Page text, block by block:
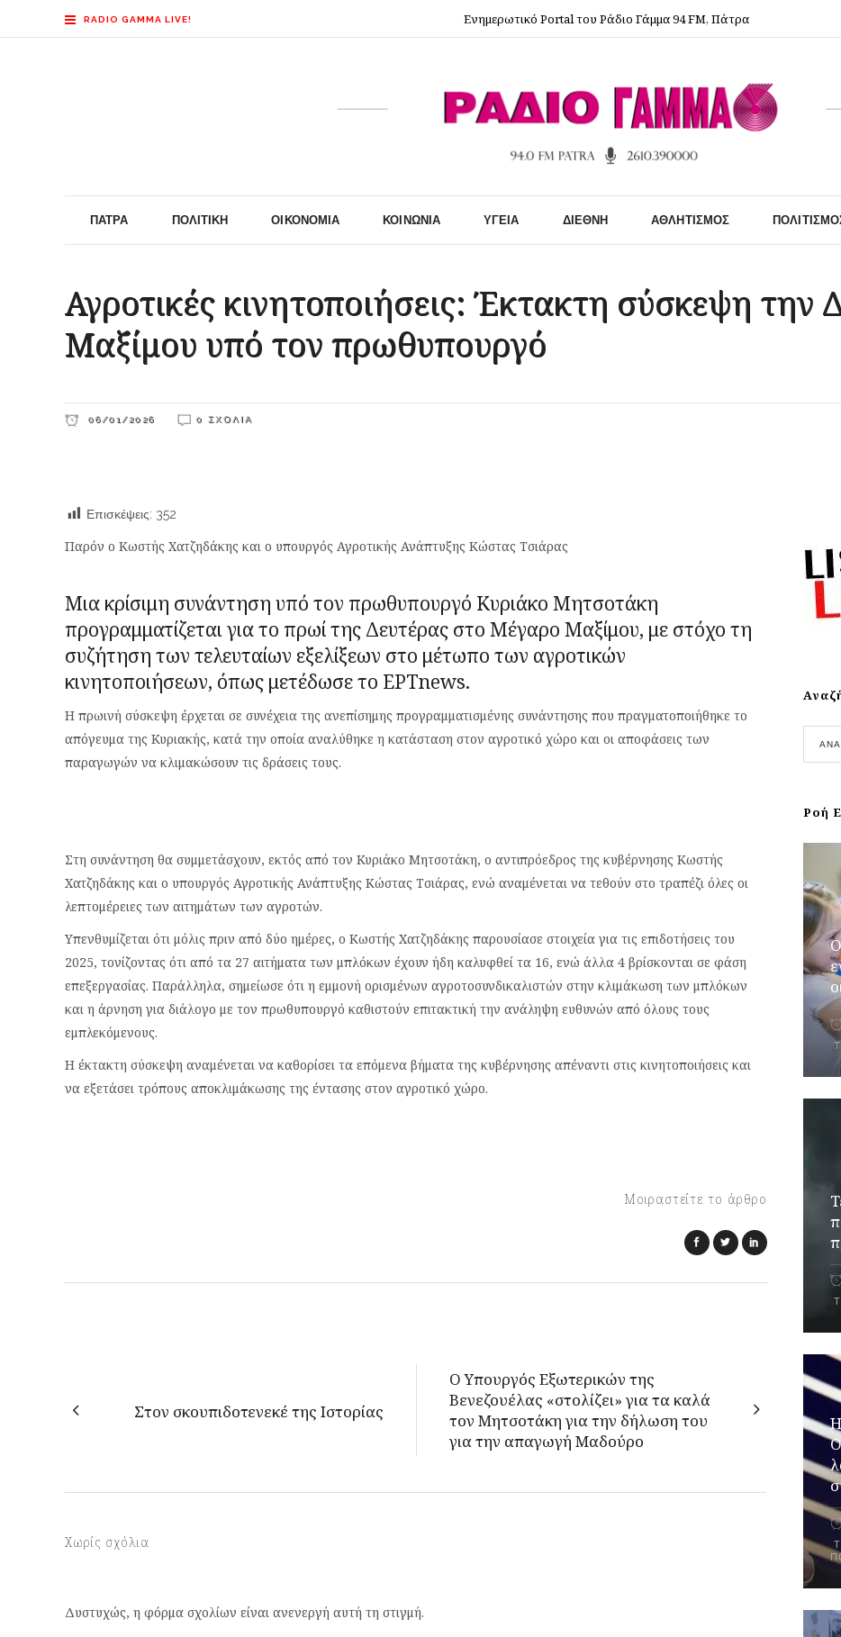
RADIO GAMMA LIVE! Ενημερωτικό Portal του Ράδιο Γάμμα 94 FM, Πάτρα
ΠΆΤΡΑ ΠΟΛΙΤΙΚΉ ΟΙΚΟΝΟΜΊΑ ΚΟΙΝΩΝΊΑ ΥΓΕΊΑ ΔΙΕΘΝΉ ΑΘΛΗΤΙΣΜΌΣ
Αγροτικές κινητοποιήσεις: Έκτακτη σύσκεψη την
Μαξίμου υπό τον πρωθυπουργό
06/01/2026 0 ΣΧΌΛΙΑ
Επισκέψεις: 352
Παρόν ο Κωστής Χατζηδάκης και ο υπουργός Αγροτικής Ανάπτυξης Κώστας Τσιάρας
Μια κρίσιμη συνάντηση υπό τον πρωθυπουργό Κυριάκο Μητσοτάκη
προγραμματίζεται για το πρωί της Δευτέρας στο Μέγαρο Μαξίμου, με στόχο τη
συζήτηση των τελευταίων εξελίξεων στο μέτωπο των αγροτικών
κινητοποιήσεων, όπως μετέδωσε το ΕΡΤnews.
Η πρωινή σύσκεψη έρχεται σε συνέχεια της ανεπίσημης προγραμματισμένης συνάντησης που πραγματοποιήθηκε το
απόγευμα της Κυριακής, κατά την οποία αναλύθηκε η κατάσταση στον αγροτικό χώρο και οι αποφάσεις των
παραγωγών να κλιμακώσουν τις δράσεις τους.
Στη συνάντηση θα συμμετάσχουν, εκτός από τον Κυριάκο Μητσοτάκη, ο αντιπρόεδρος της κυβέρνησης Κωστής
Χατζηδάκης και ο υπουργός Αγροτικής Ανάπτυξης Κώστας Τσιάρας, ενώ αναμένεται να τεθούν στο τραπέζι όλες οι
λεπτομέρειες των αιτημάτων των αγροτών.
Υπενθυμίζεται ότι μόλις πριν από δύο ημέρες, ο Κωστής Χατζηδάκης παρουσίασε στοιχεία για τις επιδοτήσεις του
2025, τονίζοντας ότι από τα 27 αιτήματα των μπλόκων έχουν ήδη καλυφθεί τα 16, ενώ άλλα 4 βρίσκονται σε φάση
επεξεργασίας. Παράλληλα, σημείωσε ότι η εμμονή ορισμένων αγροτοσυνδικαλιστών στην κλιμάκωση των μπλόκων
και η άρνηση για διάλογο με τον πρωθυπουργό καθιστούν επιτακτική την ανάληψη ευθυνών από όλους τους
εμπλεκόμενους.
Η έκτακτη σύσκεψη αναμένεται να καθορίσει τα επόμενα βήματα της κυβέρνησης απέναντι στις κινητοποιήσεις και
να εξετάσει τρόπους αποκλιμάκωσης της έντασης στον αγροτικό χώρο.
Μοιραστείτε το άρθρο
Στον σκουπιδοτενεκέ της Ιστορίας
Ο Υπουργός Εξωτερικών της
Βενεζουέλας «στολίζει» για τα καλά
τον Μητσοτάκη για την δήλωση του
για την απαγωγή Μαδούρο
Χωρίς σχόλια
Δυστυχώς, η φόρμα σχολίων είναι ανενεργή αυτή τη στιγμή.
Ροή